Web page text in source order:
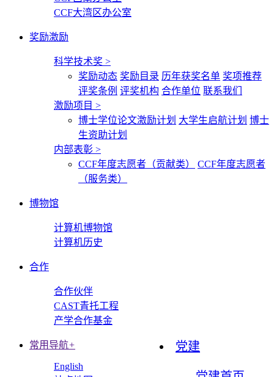
CCF大湾区办公室
奖励激励
科学技术奖 >
奖励动态 奖励目录 历年获奖名单 奖项推荐
评奖条例 评奖机构 合作单位 联系我们
激励项目 >
博士学位论文激励计划 大学生启航计划 博士
生资助计划
内部表彰 >
CCF年度志愿者（贡献类）
CCF年度志愿者
（服务类）
博物馆
计算机博物馆
计算机历史
合作
合作伙伴
CAST青托工程
产学合作基金
党建
常用导航+
English